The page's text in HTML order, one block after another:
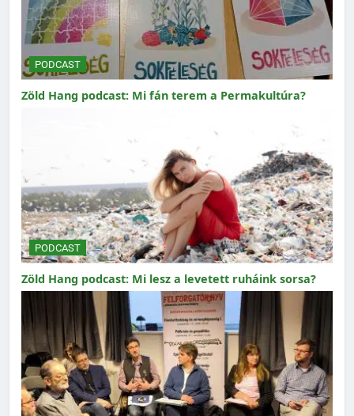
PODCAST
Zöld Hang podcast: Mi fán terem a Permakultúra?
PODCAST
Zöld Hang podcast: Mi lesz a levetett ruháink sorsa?